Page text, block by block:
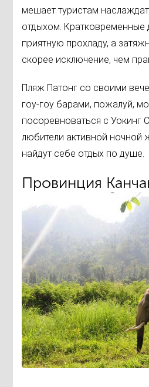
мешает туристам
отдыхом. Кратковременные
приятную прохладу, а
скорее исключение, чем
Пляж Патонг со своими
гоу-гоу барами, пожалуй,
посоревноваться с Уокинг
любители активной ночной
найдут себе отдых по душе.
Провинция